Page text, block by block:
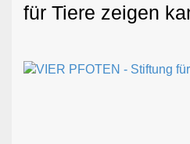
für Tiere zeigen